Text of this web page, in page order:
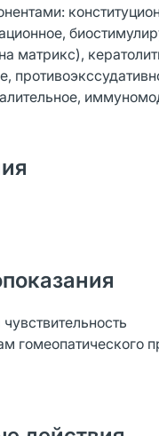
матрикс),
гомеопатического